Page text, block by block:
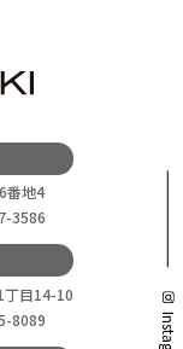
番地4
3586
丁目14-10
8089